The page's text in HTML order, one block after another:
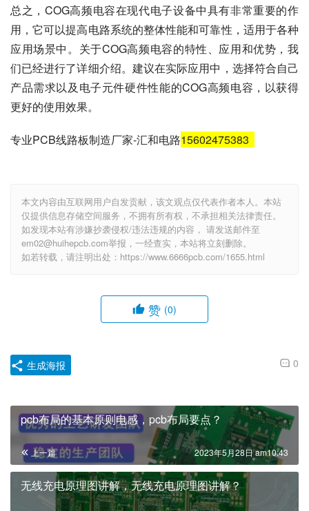
总之，COG高频电容在现代电子设备中具有非常重要的作
用，它可以提高电路系统的整体性能和可靠性，适用于各种
应用场景中。关于COG高频电容的特性、应用和优势，我
们已经进行了详细介绍。建议在实际应用中，选择符合自己
产品需求以及电子元件硬件性能的COG高频电容，以获得
更好的使用效果。
专业PCB线路板制造厂家-汇和电路15602475383
本文内容由互联网用户自发贡献，该文观点仅代表作者本人。本站
仅提供信息存储空间服务，不拥有所有权，不承担相关法律责任。
如发现本站有涉嫌抄袭侵权/违法违规的内容， 请发送邮件至
em02@huihepcb.com举报，一经查实，本站将立刻删除。
如若转载，请注明出处：https://www.6666pcb.com/1655.html
赞 (0)
0
生成海报
pcb布局的基本原则电感，pcb布局要点？
上一篇 2023年5月28日 am10:43
无线充电原理图讲解，无线充电原理图讲解？